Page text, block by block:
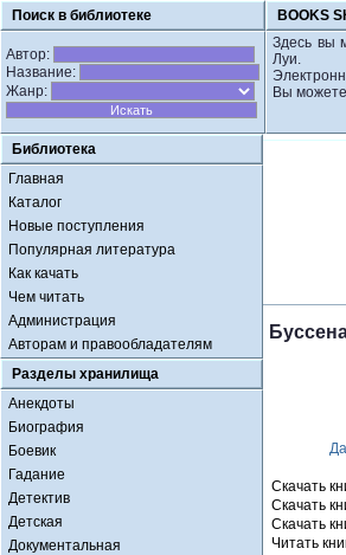
Поиск в библиотеке BOOKS
Автор:
Название:
Жанр:
Здесь вы
Луи.
Вы можете
Библиотека
Главная
Каталог
Новые поступления
Популярная литература
Как качать
Чем читать
Администрация
Авторам и правообладателям
Разделы хранилища
Анекдоты
Биография
Боевик
Гадание
Детектив
Детская
Документальная
Скачать
Скачать
Скачать
Читать